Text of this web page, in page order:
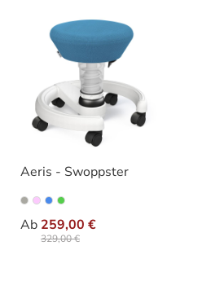
Aeris - Swoppster
Ab 259,00 €
329,00 €
Farbe